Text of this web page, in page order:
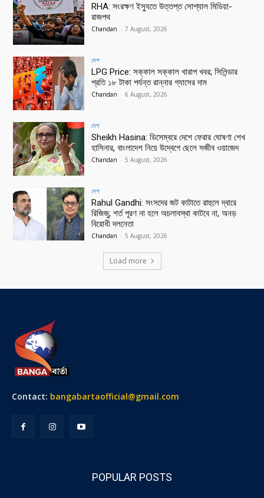
RHA: সংরক্ষণ ইস্যুতে উত্তপ্ত সোশ্যাল মিডিয়া-
রাজপথ
Chandan - 7 August, 2026
দেশ
LPG Price: সক্কাল সক্কাল খারাপ খবর; সিলিন্ডার
প্রতি ১৮ টাকা পর্যন্ত রান্নার গ্যাসের দাম
Chandan - 6 August, 2026
দেশ
Sheikh Hasina: ডিসেম্বরে দেশে ফেরার ঘোষণা শেখ
হাসিনার, বাংলাদেশ নিয়ে উদ্বেগে ছেলে সজীব ওয়াজেদ
Chandan - 5 August, 2026
দেশ
Rahul Gandhi: সংসদের জট কাটাতে রাহুলে দ্বারে
রিজিজু; শর্ত পূরণ না হলে অচলাবস্থা কাটবে না, অনড়
বিরোধী দলনেতা
Chandan - 5 August, 2026
Load more
Contact: bangabartaofficial@gmail.com
POPULAR POSTS